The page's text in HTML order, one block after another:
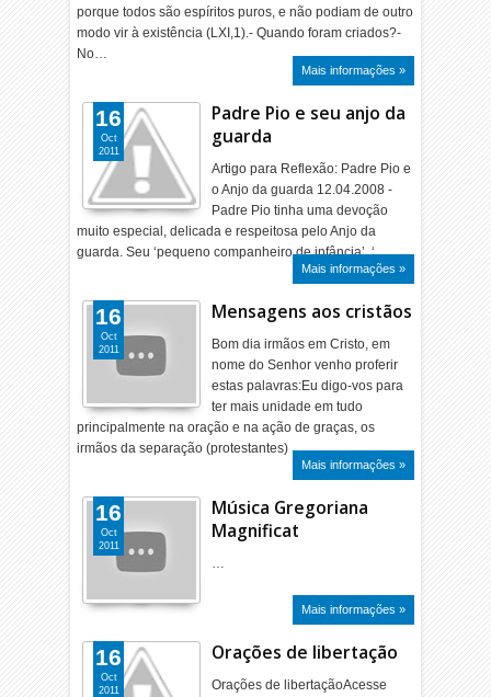
porque todos são espíritos puros, e não podiam de outro
modo vir à existência (LXI,1).- Quando foram criados?-
No…
Mais informações »
Padre Pio e seu anjo da
guarda
Artigo para Reflexão: Padre Pio e
o Anjo da guarda 12.04.2008 -
Padre Pio tinha uma devoção
muito especial, delicada e respeitosa pelo Anjo da
guarda. Seu ‘pequeno companheiro de infância’, ‘…
Mais informações »
16
Oct
2011
Mensagens aos cristãos
Bom dia irmãos em Cristo, em
nome do Senhor venho proferir
estas palavras:Eu digo-vos para
ter mais unidade em tudo
principalmente na oração e na ação de graças, os
irmãos da separação (protestantes) …
Mais informações »
16
Oct
2011
Música Gregoriana
Magnificat
…
Mais informações »
16
Oct
2011
Orações de libertação
Orações de libertaçãoAcesse
16
Oct
2011